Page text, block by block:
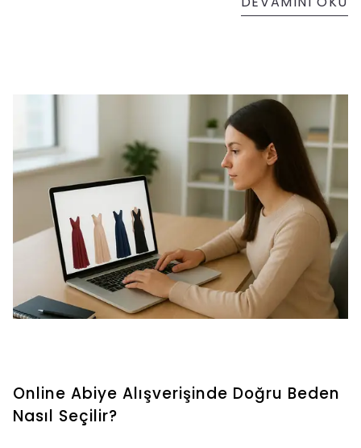
Online Abiye Alışverişinde Doğru Beden
Nasıl Seçilir?